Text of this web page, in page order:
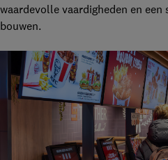
waardevolle vaardigheden en
bouwen.